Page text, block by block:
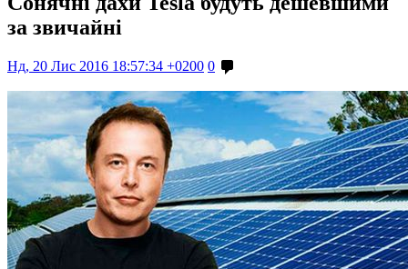
за звичайні
Нд, 20 Лис 2016 18:57:34 +0200 0